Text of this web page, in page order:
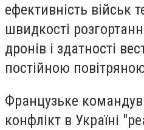
ефективність військ
швидкості
дронів і здатності
постійною
Французьке
конфлікт в Україні